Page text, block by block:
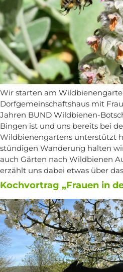
Wir starten am
Dorfgemeinschaftshaus mit
Jahren BUND Wildbienen-
Bingen ist und uns bereits bei
Wildbienengartens unterstützt
stündigen Wanderung halten
auch Gärten nach Wildbienen
erzählt uns dabei etwas über
Kochvortrag „Frauen in